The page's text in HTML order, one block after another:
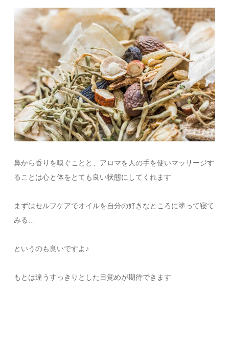
鼻から香りを嗅ぐことと、アロマを人の手を使いマッサージす
ることは心と体をとても良い状態にしてくれます
まずはセルフケアでオイルを自分の好きなところに塗って寝て
みる…
というのも良いですよ♪
もとは違うすっきりとした目覚めが期待できます